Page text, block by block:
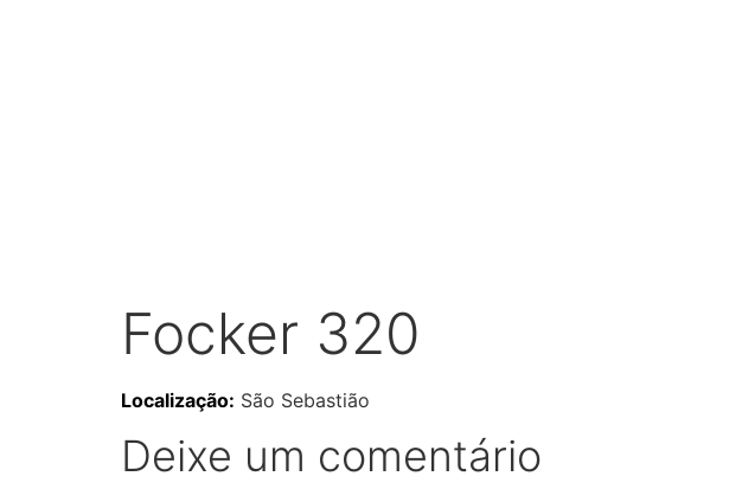
Focker 320
Localização: São Sebastião
Deixe um comentário